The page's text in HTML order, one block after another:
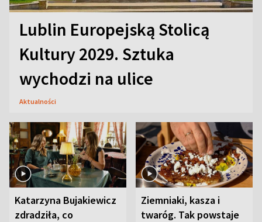
Lublin Europejską Stolicą
Kultury 2029. Sztuka
wychodzi na ulice
Aktualności
Katarzyna Bujakiewicz
zdradziła, co
Ziemniaki, kasza i
twaróg. Tak powstaje